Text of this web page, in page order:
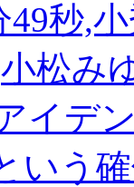
49秒,
小松み
イデ
いう